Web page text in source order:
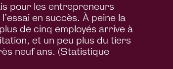
pour les entrepreneurs
en succès. À peine la
de cinq employés arrive à
et un peu plus du tiers
neuf ans. (Statistique